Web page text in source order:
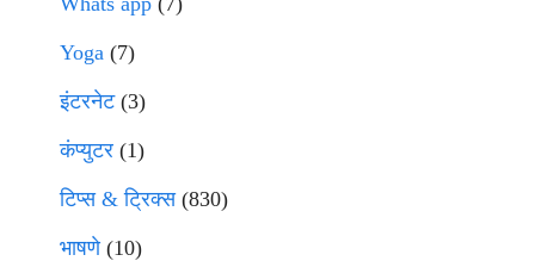
Yoga (7)
इंटरनेट(3)
कंप्युटर (1)
टिप्स & ट्रिक्स(830)
भाषणे(10)